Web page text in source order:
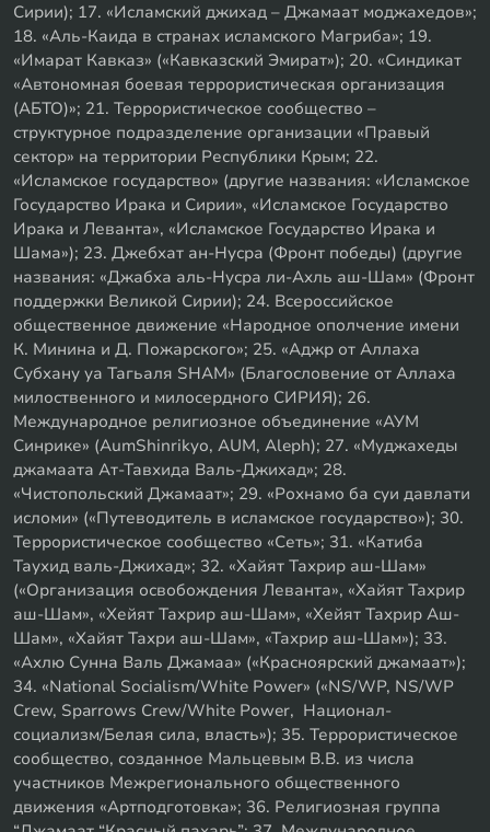
Сирии); 17. «Исламский джихад – Джамаат моджахедов»;
18. «Аль-Каида в странах исламского Магриба»; 19.
«Имарат Кавказ» («Кавказский Эмират»); 20. «Синдикат
«Автономная боевая террористическая организация
(АБТО)»; 21. Террористическое сообщество –
структурное подразделение организации «Правый
сектор» на территории Республики Крым; 22.
«Исламское государство» (другие названия: «Исламское
Государство Ирака и Сирии», «Исламское Государство
Ирака и Леванта», «Исламское Государство Ирака и
Шама»); 23. Джебхат ан-Нусра (Фронт победы) (другие
названия: «Джабха аль-Нусра ли-Ахль аш-Шам» (Фронт
поддержки Великой Сирии); 24. Всероссийское
общественное движение «Народное ополчение имени
К. Минина и Д. Пожарского»; 25. «Аджр от Аллаха
Субхану уа Тагьаля SHAM» (Благословение от Аллаха
милоственного и милосердного СИРИЯ); 26.
Международное религиозное объединение «АУМ
Синрике» (AumShinrikyo, AUM, Aleph); 27. «Муджахеды
джамаата Ат-Тавхида Валь-Джихад»; 28.
«Чистопольский Джамаат»; 29. «Рохнамо ба суи давлати
исломи» («Путеводитель в исламское государство»); 30.
Террористическое сообщество «Сеть»; 31. «Катиба
Таухид валь-Джихад»; 32. «Хайят Тахрир аш-Шам»
(«Организация освобождения Леванта», «Хайят Тахрир
аш-Шам», «Хейят Тахрир аш-Шам», «Хейят Тахрир Аш-
Шам», «Хайят Тахри аш-Шам», «Тахрир аш-Шам»); 33.
«Ахлю Сунна Валь Джамаа» («Красноярский джамаат»);
34. «National Socialism/White Power» («NS/WP, NS/WP
Crew, Sparrows Crew/White Power, Национал-
социализм/Белая сила, власть»); 35. Террористическое
сообщество, созданное Мальцевым В.В. из числа
участников Межрегионального общественного
движения «Артподготовка»; 36. Религиозная группа